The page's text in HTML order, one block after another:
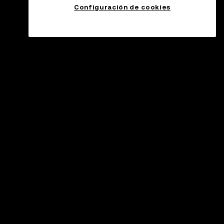
Configuración de cookies